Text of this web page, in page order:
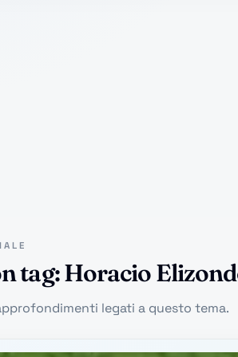
tag: Horacio
legati a questo tema.